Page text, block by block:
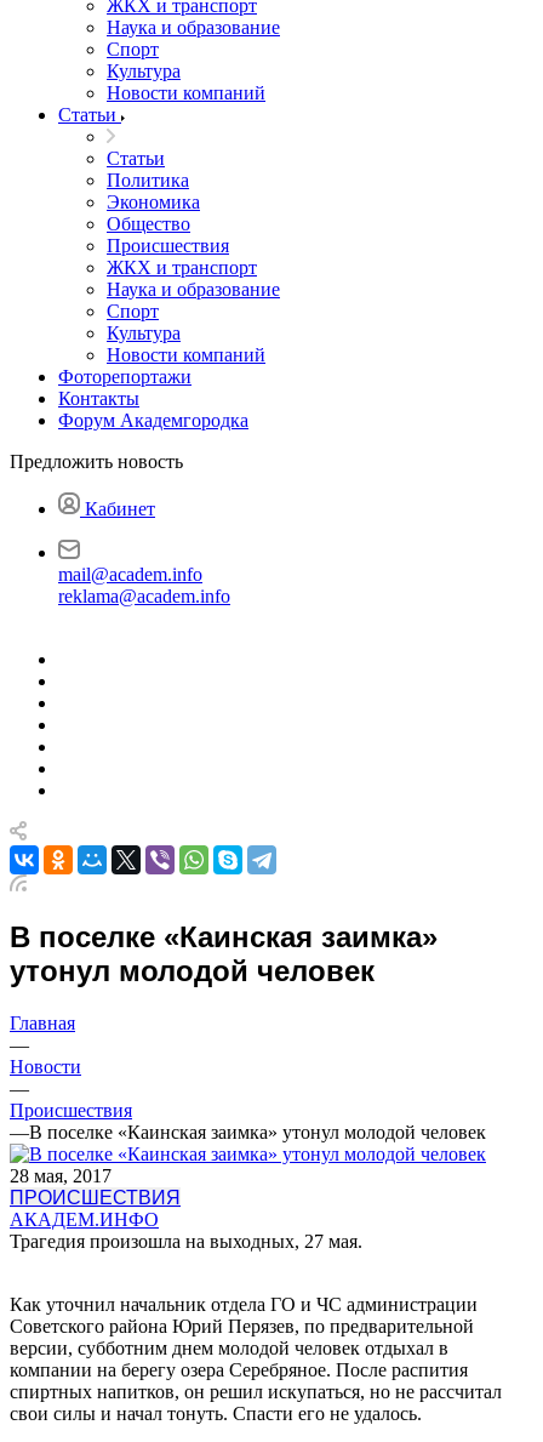
ЖКХ и транспорт
Наука и образование
Спорт
Культура
Новости компаний
Статьи
Статьи
Политика
Экономика
Общество
Происшествия
ЖКХ и транспорт
Наука и образование
Спорт
Культура
Новости компаний
Фоторепортажи
Контакты
Форум Академгородка
Предложить новость
Кабинет
mail@academ.info
reklama@academ.info
В поселке «Каинская заимка»
утонул молодой человек
Главная
—
Новости
—
Происшествия
—В поселке «Каинская заимка» утонул молодой человек
28 мая, 2017
ПРОИСШЕСТВИЯ
АКАДЕМ.ИНФО
Трагедия произошла на выходных, 27 мая.
Как уточнил начальник отдела ГО и ЧС администрации
Советского района Юрий Перязев, по предварительной
версии, субботним днем молодой человек отдыхал в
компании на берегу озера Серебряное. После распития
спиртных напитков, он решил искупаться, но не рассчитал
свои силы и начал тонуть. Спасти его не удалось.